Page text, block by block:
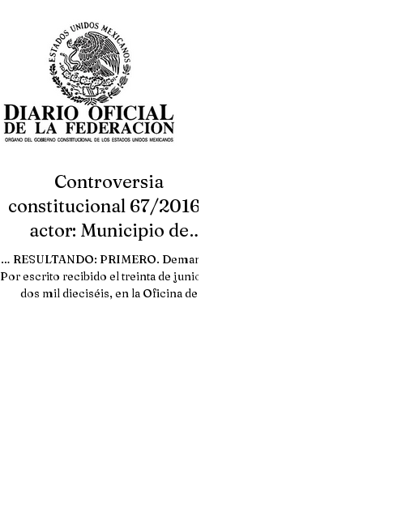
Controversia
constitucional 67/2016],
actor: Municipio de
Jojutla, Estado de Morelos
D.O.F.
… RESULTANDO: PRIMERO. Demanda.
Por escrito recibido el treinta de junio de
dos mil dieciséis, en la Oficina de